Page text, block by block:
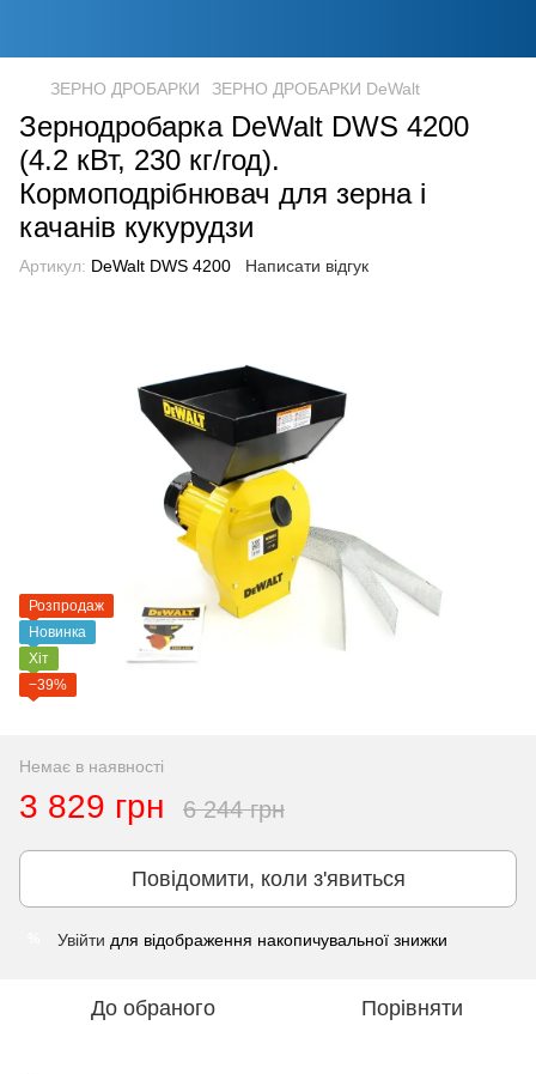
ЗЕРНО ДРОБАРКИ ЗЕРНО ДРОБАРКИ DeWalt
Зернодробарка DeWalt DWS 4200
(4.2 кВт, 230 кг/год).
Кормоподрібнювач для зерна і
качанів кукурудзи
Артикул: DeWalt DWS 4200 Написати відгук
Розпродаж
Новинка
Хіт
−39%
Немає в наявності
3 829 грн 6 244 грн
Повідомити, коли з'явиться
Увійти для відображення накопичувальної знижки
До обраного Порівняти